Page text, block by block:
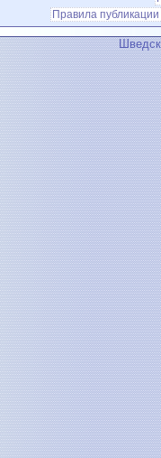
Правила публикации